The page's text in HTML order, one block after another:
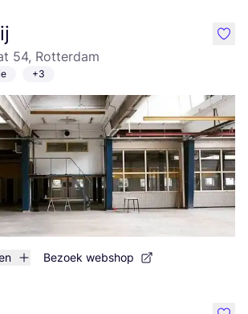
54, Rotterdam
+3
Bezoek webshop
like